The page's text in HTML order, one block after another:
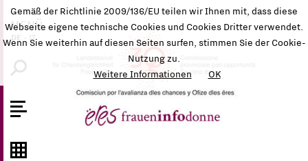
MENÜ
DE - IT
Gemäß der Richtlinie 2009/136/EU teilen wir Ihnen mit, dass diese
Webseite eigene technische Cookies und Cookies Dritter verwendet.
Wenn Sie weiterhin auf diesen Seiten surfen, stimmen Sie der Cookie-
Nutzung zu.
Weitere Informationen
OK